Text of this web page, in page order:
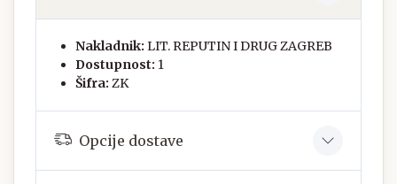
Nakladnik: LIT. REPUTIN I DRUG ZAGREB
Dostupnost: 1
Šifra: ZK
Opcije dostave